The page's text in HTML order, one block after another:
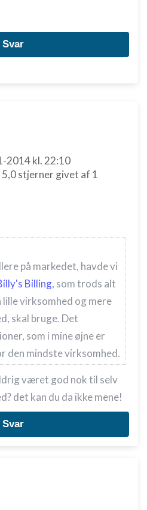
Svar
2014kl. 22:10
5,0stjerner givet af 1
på markedet, havde vi
Billing, som trods alt
lille virksomhed og mere
skal bruge. Det
som i mine øjne er
den mindste virksomhed.
været god nok til selv
det kan du da ikke mene!
Svar